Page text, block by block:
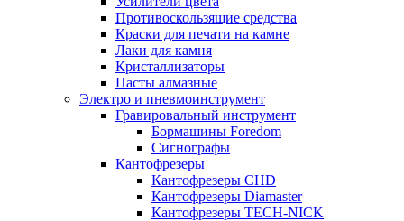
Противоскользящие средства
Краски для печати на камне
Лаки для камня
Кристаллизаторы
Пасты алмазные
Электро и пневмоинструмент
Гравировальный инструмент
Бормашины Foredom
Сигнографы
Кантофрезеры
Кантофрезеры CHD
Кантофрезеры Diamaster
Кантофрезеры TECH-NICK